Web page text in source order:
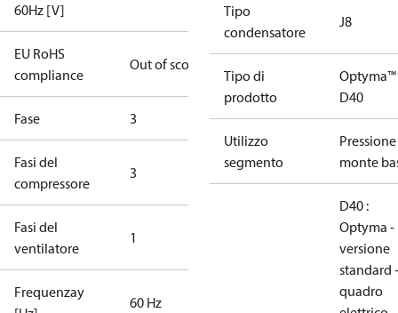
60Hz [V]
EU RoHS
compliance
Out of scope
Fase 3
Fasi del
compressore
3
Fasi del
ventilatore
1
Frequenzay
60 Hz
Tipo
condensatore
J8
Tipo di
prodotto
Optyma™
D40
Utilizzo
segmento
monte
D40 :
Optyma -
versione
standard
quadro